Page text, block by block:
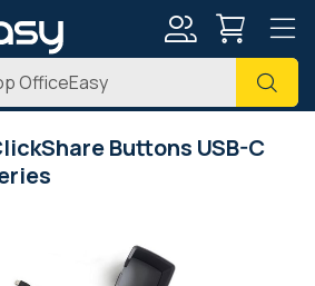
Zoek
Buttons USB-C